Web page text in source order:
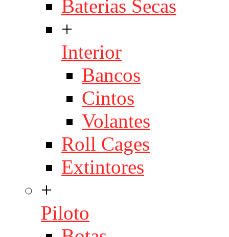
Baterias Secas
+
Interior
Bancos
Cintos
Volantes
Roll Cages
Extintores
+
Piloto